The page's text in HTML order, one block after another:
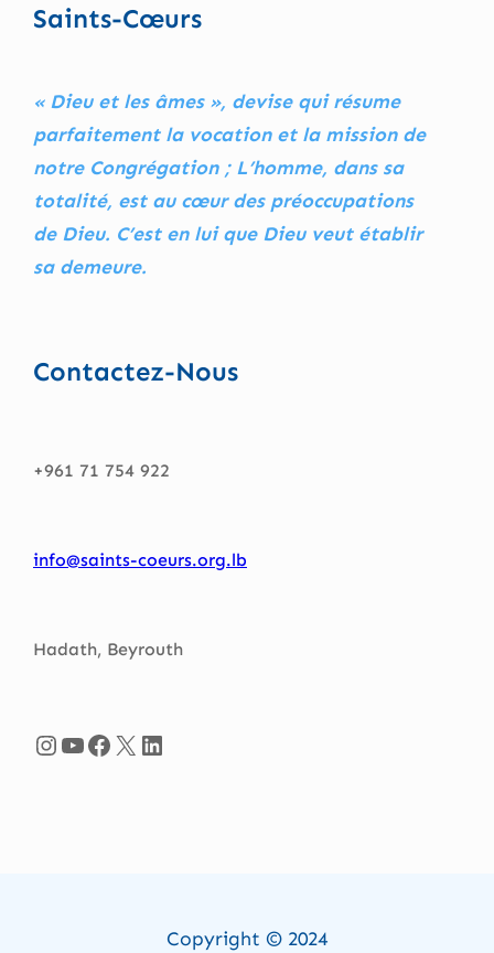
Saints-Cœurs
« Dieu et les âmes », devise qui résume
parfaitement la vocation et la mission de
notre Congrégation ; L’homme, dans sa
totalité, est au cœur des préoccupations
de Dieu. C’est en lui que Dieu veut établir
sa demeure.
Contactez-Nous
+961 71 754 922
info@saints-coeurs.org.lb
Hadath, Beyrouth
InstagramYouTube Facebook X LinkedIn
Copyright © 2024